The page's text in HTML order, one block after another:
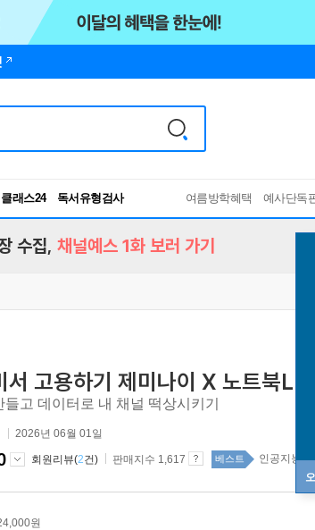
클래스24
RBTI Lab
독서유형검사
여름방학혜택 예사단독
수집, 채널예스 1화 보러 가기
고용하기 제미나이 X 노트북LM
들고 데이터로 내 채널 떡상시키기
2026년 06월 01일
회원리뷰(2건) 판매지수 1,617 베스트 인공지능
원